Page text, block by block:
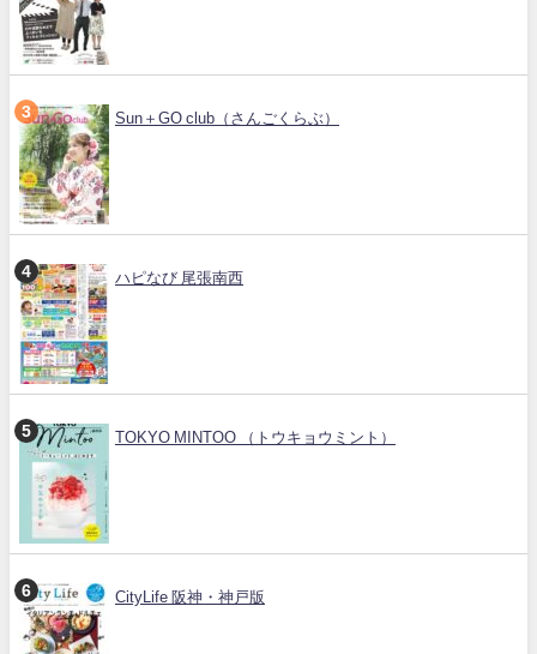
Sun＋GO club（さんごくらぶ）
ハピなび 尾張南西
TOKYO MINTOO （トウキョウミント）
CityLife 阪神・神戸版